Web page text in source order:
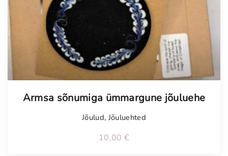
Armsa sõnumiga ümmargune jõuluehe
Jõulud, Jõuluehted
10,00 €